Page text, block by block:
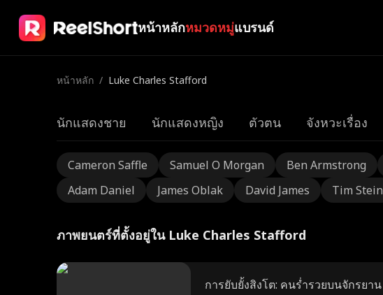
หน้าหลักหมวดหมู่แบรนด์
หน้าหลัก / Luke Charles Stafford
นักแสดงชาย นักแสดงหญิง ตัวตน จังหวะเรื่อง
Cameron Saffle Samuel O Morgan Ben Armstrong
Adam Daniel
James Oblak David James Tim Stein
ภาพยนตร์ที่ตั้งอยู่ใน Luke Charles Stafford
การยับยั้งสิงโต: คนร่ำรวยบนจักรยาน